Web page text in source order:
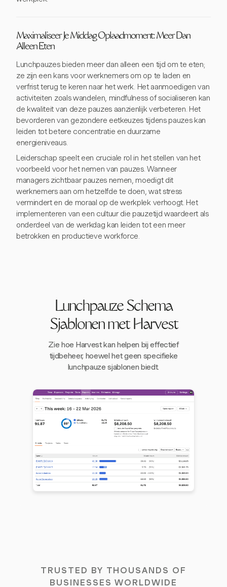
Maximaliseer Je Middag Oplaadmoment: Meer Dan
Alleen Eten
Lunchpauzes bieden meer dan alleen een tijd om te eten;
ze zijn een kans voor werknemers om op te laden en
verfrist terug te keren naar het werk. Het aanmoedigen van
activiteiten zoals wandelen, mindfulness of socialiseren kan
de kwaliteit van deze pauzes aanzienlijk verbeteren. Het
bevorderen van gezondere eetkeuzes tijdens pauzes kan
leiden tot betere concentratie en duurzame
energieniveaus.
Leiderschap speelt een cruciale rol in het stellen van het
voorbeeld voor het nemen van pauzes. Wanneer
managers zichtbaar pauzes nemen, moedigt dit
werknemers aan om hetzelfde te doen, wat stress
vermindert en de moraal op de werkplek verhoogt. Het
implementeren van een cultuur die pauzetijd waardeert als
onderdeel van de werkdag kan leiden tot een meer
betrokken en productieve workforce.
Lunchpauze Schema
Sjablonen met Harvest
Zie hoe Harvest kan helpen bij effectief
tijdbeheer, hoewel het geen specifieke
lunchpauze sjablonen biedt.
TRUSTED BY THOUSANDS OF
BUSINESSES WORLDWIDE